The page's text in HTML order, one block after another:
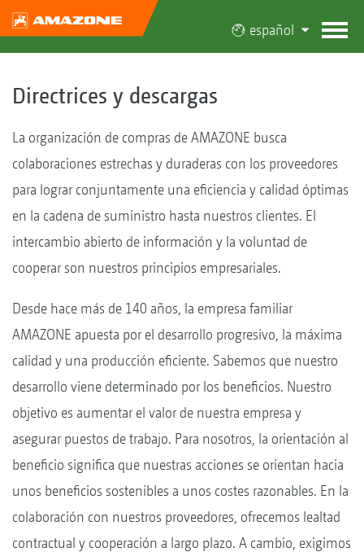
español
Directrices y descargas
La organización de compras de AMAZONE busca
colaboraciones estrechas y duraderas con los proveedores
para lograr conjuntamente una eficiencia y calidad óptimas
en la cadena de suministro hasta nuestros clientes. El
intercambio abierto de información y la voluntad de
cooperar son nuestros principios empresariales.
Desde hace más de 140 años, la empresa familiar
AMAZONE apuesta por el desarrollo progresivo, la máxima
calidad y una producción eficiente. Sabemos que nuestro
desarrollo viene determinado por los beneficios. Nuestro
objetivo es aumentar el valor de nuestra empresa y
asegurar puestos de trabajo. Para nosotros, la orientación al
beneficio significa que nuestras acciones se orientan hacia
unos beneficios sostenibles a unos costes razonables. En la
colaboración con nuestros proveedores, ofrecemos lealtad
contractual y cooperación a largo plazo. A cambio, exigimos